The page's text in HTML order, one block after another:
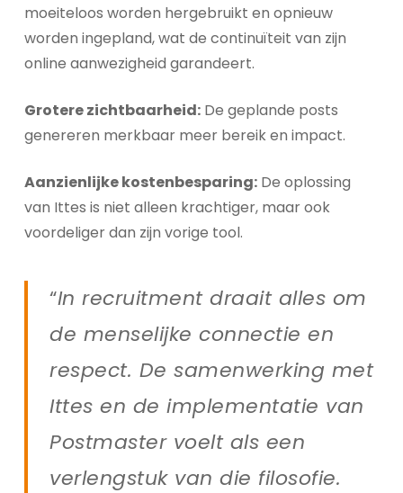
moeiteloos worden hergebruikt en opnieuw
worden ingepland, wat de continuïteit van zijn
online aanwezigheid garandeert.
Grotere zichtbaarheid:De geplande posts
genereren merkbaar meer bereik en impact.
Aanzienlijke kostenbesparing:De oplossing
van Ittes is niet alleen krachtiger, maar ook
voordeliger dan zijn vorige tool.
“In recruitment draait alles om
de menselijke connectie en
respect. De samenwerking met
Ittes en de implementatie van
Postmaster voelt als een
verlengstuk van die filosofie.